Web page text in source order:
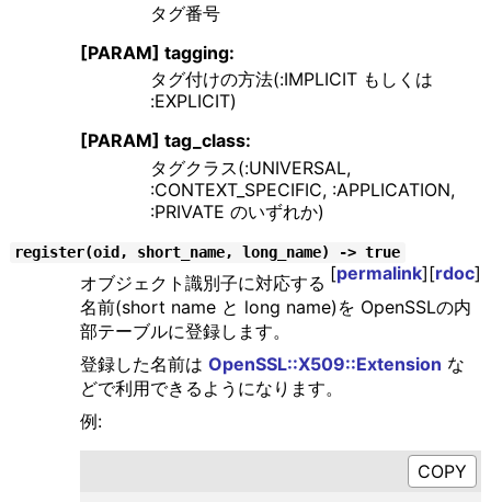
タグ番号
[PARAM] tagging:
タグ付けの方法(:IMPLICIT もしくは
:EXPLICIT)
[PARAM] tag_class:
タグクラス(:UNIVERSAL,
:CONTEXT_SPECIFIC, :APPLICATION,
:PRIVATE のいずれか)
register(oid, short_name, long_name) -> true
[permalink][rdoc]
オブジェクト識別子に対応する
名前(short name と long name)を OpenSSLの内
部テーブルに登録します。
登録した名前は OpenSSL::X509::Extension な
どで利用できるようになります。
例: